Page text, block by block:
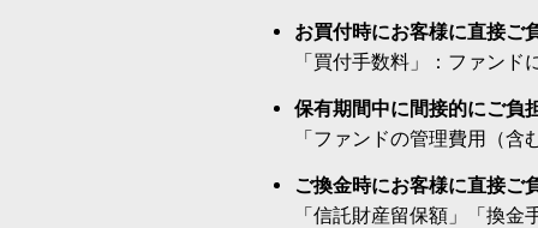
お買付時にお客様に直接ご
「買付手数料」：ファンド
保有期間中に間接的にご負
「ファンドの管理費用（
ご換金時にお客様に直接ご
「信託財産留保額」「換